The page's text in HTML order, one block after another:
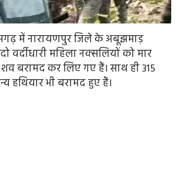
में नारायणपुर जिले के अबूझमाड़
वर्दीधारी महिला नक्सलियों को मार
शव बरामद कर लिए गए हैं। साथ ही 315
हथियार भी बरामद हुए हैं।